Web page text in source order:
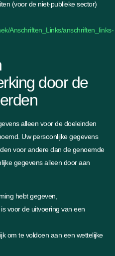
(voor de niet-publieke sector)
Anschriften_Links/anschriften_links-
door de
alleen voor de doeleinden
Uw persoonlijke gegevens
voor andere dan de genoemde
gegevens alleen door aan
hebt gegeven,
voor de uitvoering van een
om te voldoen aan een wettelijke